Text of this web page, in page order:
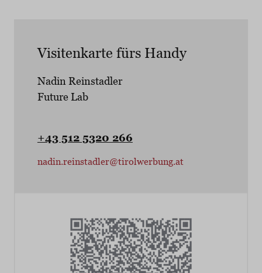
Visitenkarte fürs Handy
Nadin Reinstadler
Future Lab
+43 512 5320 266
nadin.reinstadler@tirolwerbung.at